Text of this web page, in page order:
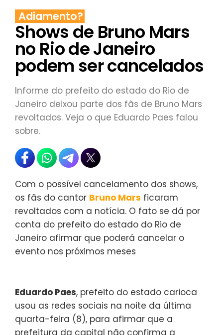
Adiamento?
Shows de Bruno Mars
no Rio de Janeiro
podem ser cancelados
Informe do prefeito do estado do Rio de
Janeiro deixou parte dos fãs de Bruno Mars
revoltados. Veja o que Eduardo Paes falou
sobre.
Com o possível cancelamento dos shows,
os fãs do cantor Bruno Mars ficaram
revoltados com a notícia. O fato se dá por
conta do prefeito do estado do Rio de
Janeiro afirmar que poderá cancelar o
evento nos próximos meses
Eduardo Paes, prefeito do estado carioca
usou as redes sociais na noite da última
quarta-feira (8), para afirmar que a